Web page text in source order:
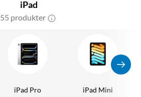
iPad
55 produkter
iPad Pro iPad Mini